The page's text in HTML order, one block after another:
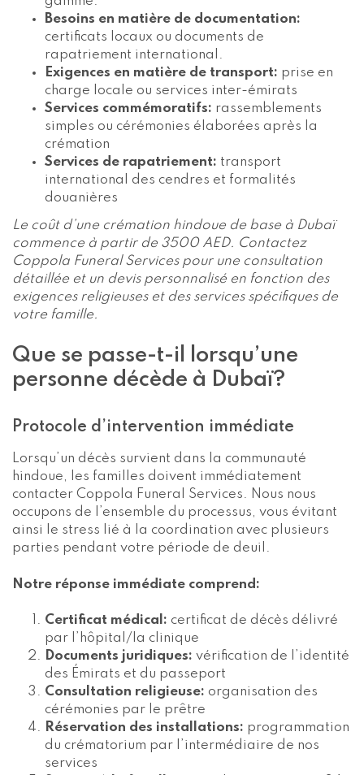
Besoins en matière de documentation:
certificats locaux ou documents de
rapatriement international.
Exigences en matière de transport: prise en
charge locale ou services inter-émirats
Services commémoratifs: rassemblements
simples ou cérémonies élaborées après la
crémation
Services de rapatriement: transport
international des cendres et formalités
douanières
Le coût d’une crémation hindoue de base à Dubaï
commence à partir de 3500 AED. Contactez
Coppola Funeral Services pour une consultation
détaillée et un devis personnalisé en fonction des
exigences religieuses et des services spécifiques de
votre famille.
Que se passe-t-il lorsqu’une
personne décède à Dubaï?
Protocole d’intervention immédiate
Lorsqu’un décès survient dans la communauté
hindoue, les familles doivent immédiatement
contacter Coppola Funeral Services. Nous nous
occupons de l’ensemble du processus, vous évitant
ainsi le stress lié à la coordination avec plusieurs
parties pendant votre période de deuil.
Notre réponse immédiate comprend:
Certificat médical: certificat de décès délivré
par l’hôpital/la clinique
Documents juridiques: vérification de l’identité
des Émirats et du passeport
Consultation religieuse: organisation des
cérémonies par le prêtre
Réservation des installations: programmation
du crématorium par l’intermédiaire de nos
services